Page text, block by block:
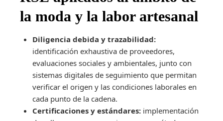
la moda y la labor artesanal
Diligencia debida y trazabilidad:
identificación exhaustiva de proveedores,
evaluaciones sociales y ambientales, junto con
sistemas digitales de seguimiento que permitan
verificar el origen y las condiciones laborales en
cada punto de la cadena.
Certificaciones y estándares: implementación